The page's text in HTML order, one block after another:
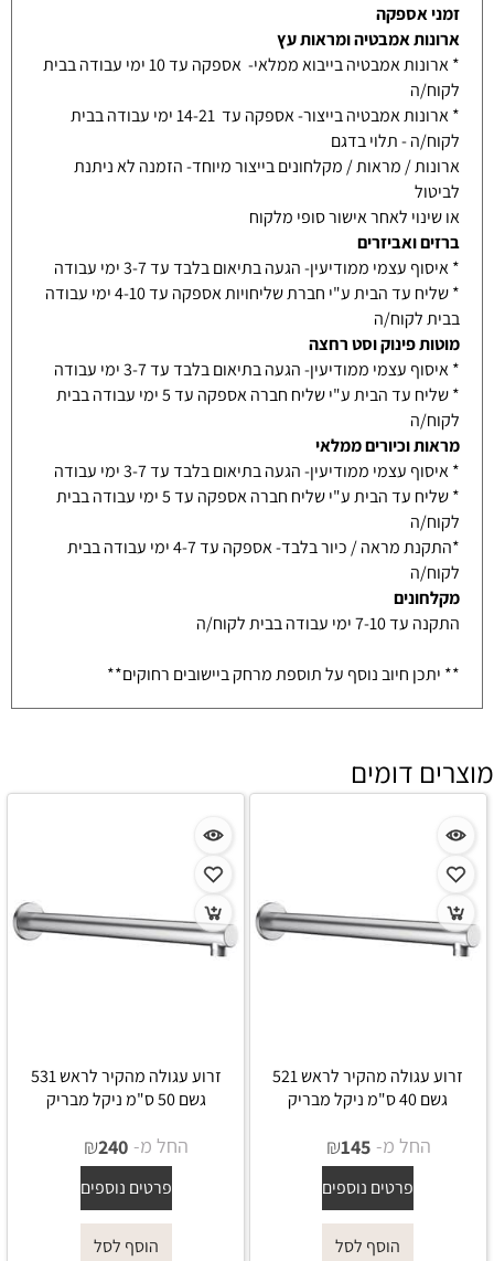
זמני אספקה
ארונות אמבטיה ומראות עץ
* ארונות אמבטיה בייבוא ממלאי- אספקה עד 10 ימי עבודה בבית
לקוח/ה
* ארונות אמבטיה בייצור- אספקה עד 14-21 ימי עבודה בבית
לקוח/ה - תלוי בדגם
ארונות / מראות / מקלחונים בייצור מיוחד- הזמנה לא ניתנת
לביטול
או שינוי לאחר אישור סופי מלקוח
ברזים ואביזרים
* איסוף עצמי ממודיעין- הגעה בתיאום בלבד עד 3-7 ימי עבודה
* שליח עד הבית ע"י חברת שליחויות אספקה עד 4-10 ימי עבודה
בבית לקוח/ה
מוטות פינוק וסט רחצה
* איסוף עצמי ממודיעין- הגעה בתיאום בלבד עד 3-7 ימי עבודה
* שליח עד הבית ע"י שליח חברה אספקה עד 5 ימי עבודה בבית
לקוח/ה
מראות וכיורים ממלאי
* איסוף עצמי ממודיעין- הגעה בתיאום בלבד עד 3-7 ימי עבודה
* שליח עד הבית ע"י שליח חברה אספקה עד 5 ימי עבודה בבית
לקוח/ה
*התקנת מראה / כיור בלבד- אספקה עד 4-7 ימי עבודה בבית
לקוח/ה
מקלחונים
התקנה עד 7-10 ימי עבודה בבית לקוח/ה
** יתכן חיוב נוסף על תוספת מרחק ביישובים רחוקים**
מוצרים דומים
זרוע עגולה מהקיר לראש 521
גשם 40 ס"מ ניקל מבריק
החל מ- ₪145
פרטים נוספים
הוסף לסל
זרוע עגולה מהקיר לראש 531
גשם 50 ס"מ ניקל מבריק
החל מ- ₪240
פרטים נוספים
הוסף לסל